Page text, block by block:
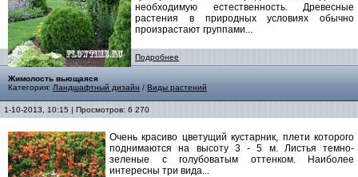
необходимую естественность. Древесные
растения в природных условиях обычно
произрастают группами...
Подробнее
Жимолость вьющаяся
Категория: Ландшафтный дизайн / Виды растений
1-10-2013, 10:15 | Просмотров: 6 270
Очень красиво цветущий кустарник, плети которого
поднимаются на высоту 3 - 5 м. Листья темно-
зеленые с голубоватым оттенком. Наиболее
интересны три вида...